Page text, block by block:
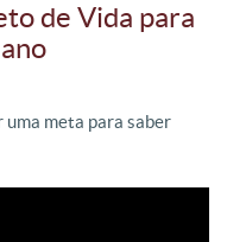
de Vida para
uma meta para saber